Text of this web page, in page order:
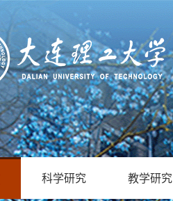
科学研究 教学研究